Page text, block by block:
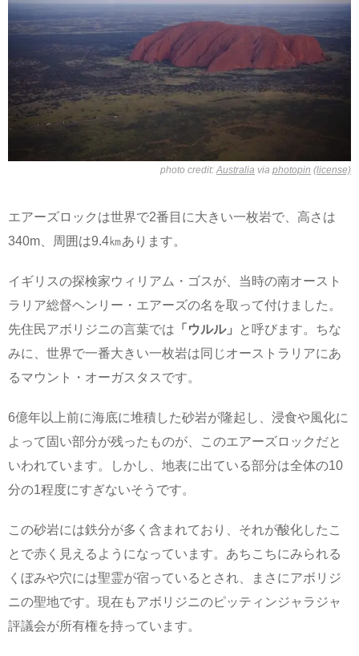
photo credit:Australia via photopin (license)
エアーズロックは世界で2番目に大きい一枚岩で、高さは
340m、周囲は9.4㎞あります。
イギリスの探検家ウィリアム・ゴスが、当時の南オースト
ラリア総督ヘンリー・エアーズの名を取って付けました。
先住民アボリジニの言葉では 「ウルル」
と呼びます。ちな
みに、世界で一番大きい一枚岩は同じオーストラリアにあ
るマウント・オーガスタスです。
6億年以上前に海底に堆積した砂岩が隆起し、浸食や風化に
よって固い部分が残ったものが、このエアーズロックだと
いわれています。しかし、地表に出ている部分は全体の10
分の1程度にすぎないそうです。
この砂岩には鉄分が多く含まれており、それが酸化したこ
とで赤く見えるようになっています。あちこちにみられる
くぼみや穴には聖霊が宿っているとされ、まさにアボリジ
ニの聖地です。現在もアボリジニのピッティンジャラジャ
評議会が所有権を持っています。